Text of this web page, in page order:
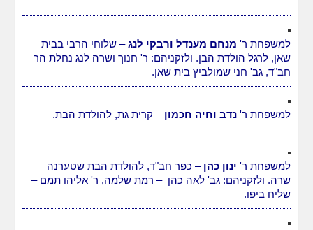
למשפחת ר' מנחם מענדל ורבקי לנג– שלוחי הרבי בבית
שאן, לרגל הולדת הבן. ולזקניהם: ר' חנוך ושרה לנג נחלת הר
חב"ד, גב' חני שמולביץ בית שאן.
למשפחת ר'נדב וחיה חכמון– קרית גת, להולדת הבת.
למשפחת ר' ינון כהן – כפר חב"ד, להולדת הבת שטערנה
שרה. ולזקניהם: גב' לאה כהן – רמת שלמה, ר' אליהו תמם –
שליח ביפו.